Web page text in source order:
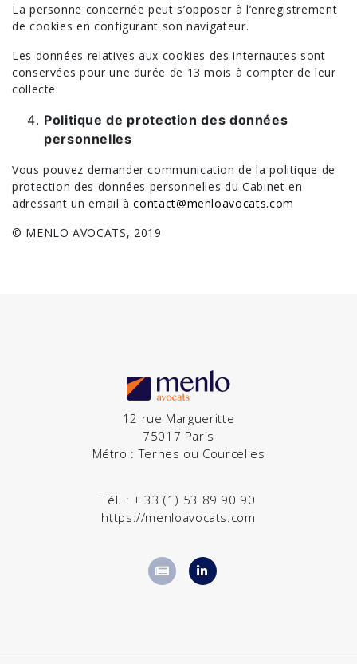
La personne concernée peut s’opposer à l’enregistrement
de cookies en configurant son navigateur.
Les données relatives aux cookies des internautes sont
conservées pour une durée de 13 mois à compter de leur
collecte.
Politique de protection des données
personnelles
Vous pouvez demander communication de la politique de
protection des données personnelles du Cabinet en
adressant un email àcontact@menloavocats.com
© MENLO AVOCATS, 2019
12 rue Margueritte
75017 Paris
Métro : Ternes ou Courcelles
Tél. : + 33 (1) 53 89 90 90
https://menloavocats.com